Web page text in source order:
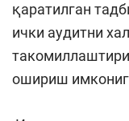
қаратилган
ички аудитни
ошириш